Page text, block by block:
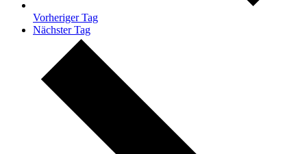
Vorheriger Tag
Nächster Tag